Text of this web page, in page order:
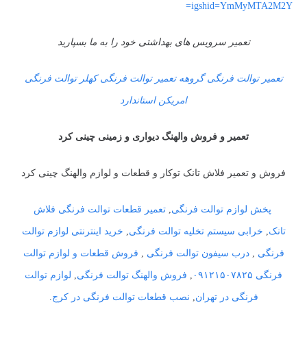
igshid=YmMyMTA2M2Y=
تعمیر سرویس های بهداشتی خود را به ما بسپارید
تعمیر توالت فرنگی گروهه تعمیر توالت فرنگی کهلر توالت فرنگی
امریکن استاندارد
تعمیر و فروش والهنگ دیواری و زمینی چینی کرد
فروش و تعمیر فلاش تانک توکار و قطعات و لوازم والهنگ چینی کرد
پخش لوازم توالت فرنگی,تعمیر قطعات توالت فرنگی فلاش
تانک, خرابی سیستم تخلیه توالت فرنگی, خرید اینترنتی لوازم توالت
فرنگی ,درب سیفون توالت فرنگی , فروش قطعات و لوازم توالت
فرنگی ۰۹۱۲۱۵۰۷۸۲۵ , فروش والهنگ توالت فرنگی, لوازم توالت
فرنگی در تهران, نصب قطعات توالت فرنگی در کرج.